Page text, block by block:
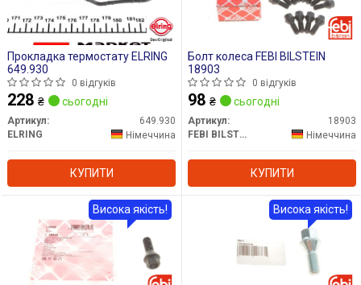
Прокладка термостату ELRING
649.930
0 відгуків
228 ₴ сьогодні
Артикул:
649.930
ELRING
Німеччина
КУПИТИ
Болт колеса FEBI BILSTEIN
18903
0 відгуків
98 ₴ сьогодні
Артикул:
18903
FEBI BILSTEIN
Німеччина
КУПИТИ
Висока якість! Висока якість!